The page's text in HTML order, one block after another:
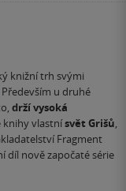
knižní trh svými
Především u druhé
drží vysoká
knihy vlastnísvět Grišů,
Fragment
díl nově započaté série